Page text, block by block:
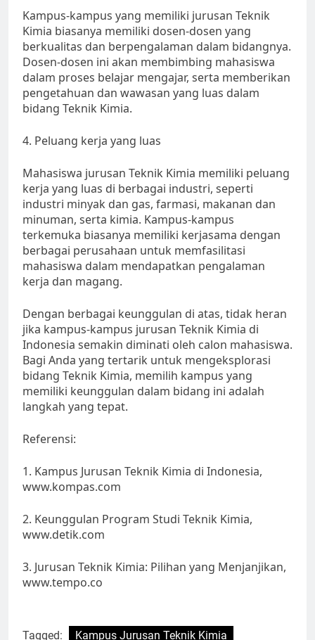
Kampus-kampus yang memiliki jurusan Teknik
Kimia biasanya memiliki dosen-dosen yang
berkualitas dan berpengalaman dalam bidangnya.
Dosen-dosen ini akan membimbing mahasiswa
dalam proses belajar mengajar, serta memberikan
pengetahuan dan wawasan yang luas dalam
bidang Teknik Kimia.
4. Peluang kerja yang luas
Mahasiswa jurusan Teknik Kimia memiliki peluang
kerja yang luas di berbagai industri, seperti
industri minyak dan gas, farmasi, makanan dan
minuman, serta kimia. Kampus-kampus
terkemuka biasanya memiliki kerjasama dengan
berbagai perusahaan untuk memfasilitasi
mahasiswa dalam mendapatkan pengalaman
kerja dan magang.
Dengan berbagai keunggulan di atas, tidak heran
jika kampus-kampus jurusan Teknik Kimia di
Indonesia semakin diminati oleh calon mahasiswa.
Bagi Anda yang tertarik untuk mengeksplorasi
bidang Teknik Kimia, memilih kampus yang
memiliki keunggulan dalam bidang ini adalah
langkah yang tepat.
Referensi:
1. Kampus Jurusan Teknik Kimia di Indonesia,
www.kompas.com
2. Keunggulan Program Studi Teknik Kimia,
www.detik.com
3. Jurusan Teknik Kimia: Pilihan yang Menjanjikan,
www.tempo.co
Tagged: Kampus Jurusan Teknik Kimia